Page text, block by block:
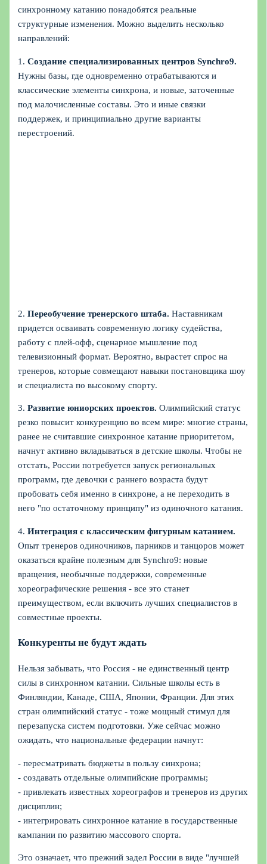
синхронному катанию понадобятся реальные
структурные изменения. Можно выделить несколько
направлений:
1.Создание специализированных центров Synchro9.
Нужны базы, где одновременно отрабатываются и
классические элементы синхрона, и новые, заточенные
под малочисленные составы. Это и иные связки
поддержек, и принципиально другие варианты
перестроений.
2.Переобучение тренерского штаба. Наставникам
придется осваивать современную логику судейства,
работу с плей-офф, сценарное мышление под
телевизионный формат. Вероятно, вырастет спрос на
тренеров, которые совмещают навыки постановщика шоу
и специалиста по высокому спорту.
3.Развитие юниорских проектов. Олимпийский статус
резко повысит конкуренцию во всем мире: многие страны,
ранее не считавшие синхронное катание приоритетом,
начнут активно вкладываться в детские школы. Чтобы не
отстать, России потребуется запуск региональных
программ, где девочки с раннего возраста будут
пробовать себя именно в синхроне, а не переходить в
него "по остаточному принципу" из одиночного катания.
4.Интеграция с классическим фигурным катанием.
Опыт тренеров одиночников, парников и танцоров может
оказаться крайне полезным для Synchro9: новые
вращения, необычные поддержки, современные
хореографические решения - все это станет
преимуществом, если включить лучших специалистов в
совместные проекты.
Конкуренты не будут ждать
Нельзя забывать, что Россия - не единственный центр
силы в синхронном катании. Сильные школы есть в
Финляндии, Канаде, США, Японии, Франции. Для этих
стран олимпийский статус - тоже мощный стимул для
перезапуска систем подготовки. Уже сейчас можно
ожидать, что национальные федерации начнут:
- пересматривать бюджеты в пользу синхрона;
- создавать отдельные олимпийские программы;
- привлекать известных хореографов и тренеров из других
дисциплин;
- интегрировать синхронное катание в государственные
кампании по развитию массового спорта.
Это означает, что прежний задел России в виде "лучшей